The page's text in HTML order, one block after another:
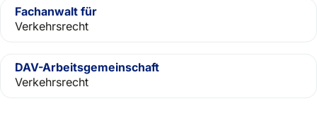
Fachanwalt für
Verkehrsrecht
DAV-Arbeitsgemeinschaft
Verkehrsrecht